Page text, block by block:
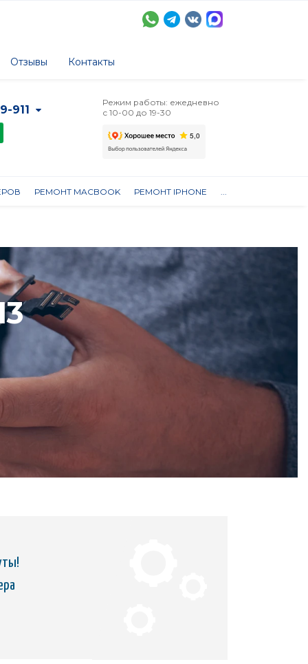
Отзывы Контакты
911
Режим работы: ежедневно
с 10-00 до 19-30
РЕМОНТ MACBOOK РЕМОНТ IPHONE ...